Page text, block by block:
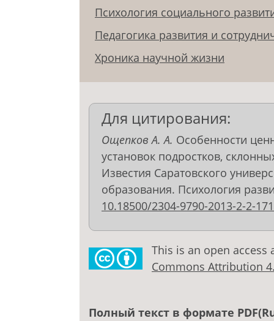
Психология социального
Педагогика развития и
Хроника научной жизни
Для цитирования:
Ощепков А. А. Особенности
установок подростков,
Известия Саратовского
образования. Психология
10.18500/2304-9790-2013-2-2-
This is an open
Commons Attribution
Полный текст в формате